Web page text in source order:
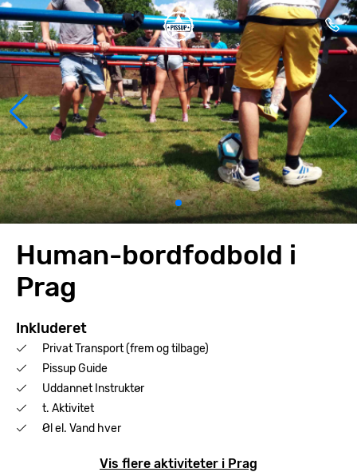
Human-bordfodbold i
Prag
Inkluderet
Privat Transport (frem og tilbage)
Pissup Guide
Uddannet Instruktør
t. Aktivitet
Øl el. Vand hver
Vis flere aktiviteter i Prag